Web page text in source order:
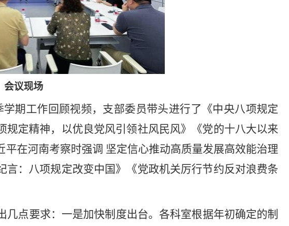
会议现场
期工作回顾视频，支部委员带头进行了《中央八项规定
定精神，以优良党风引领社风民风》《党的十八大以来
在河南考察时强调 坚定信心推动高质量发展高效能治理
：八项规定改变中国》《党政机关厉行节约反对浪费条
点要求：一是加快制度出台。各科室根据年初确定的制